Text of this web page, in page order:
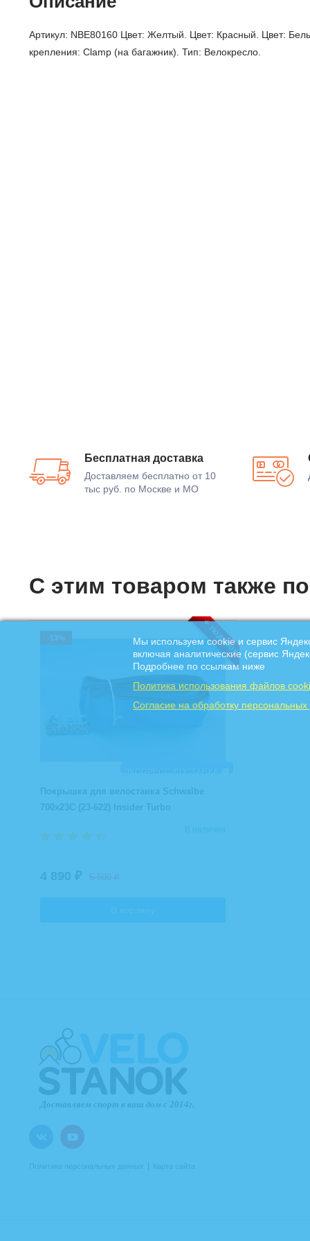
Артикул: NBE80160 Цвет: Желтый. Цвет: Красный. Цвет:
крепления: Clamp (на багажник). Тип: Велокресло.
Бесплатная доставка
Доставляем бесплатно от 10
тыс руб. по Москве и МО
С этим товаром также
-13%
5 590₽
+ подарок
Мы используем cookie и сервис
включая аналитические (сервис
Подробнее по ссылкам ниже
Политика использования файлов
Cогласие на обработку